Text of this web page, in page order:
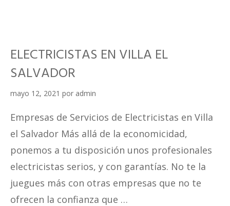
ELECTRICISTAS EN VILLA EL
SALVADOR
mayo 12, 2021 por admin
Empresas de Servicios de Electricistas en Villa
el Salvador Más allá de la economicidad,
ponemos a tu disposición unos profesionales
electricistas serios, y con garantías. No te la
juegues más con otras empresas que no te
ofrecen la confianza que …